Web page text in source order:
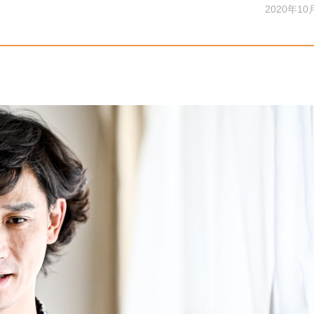
2020年10